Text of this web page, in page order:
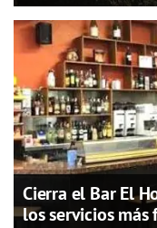
Cierra el Bar El
los servicios